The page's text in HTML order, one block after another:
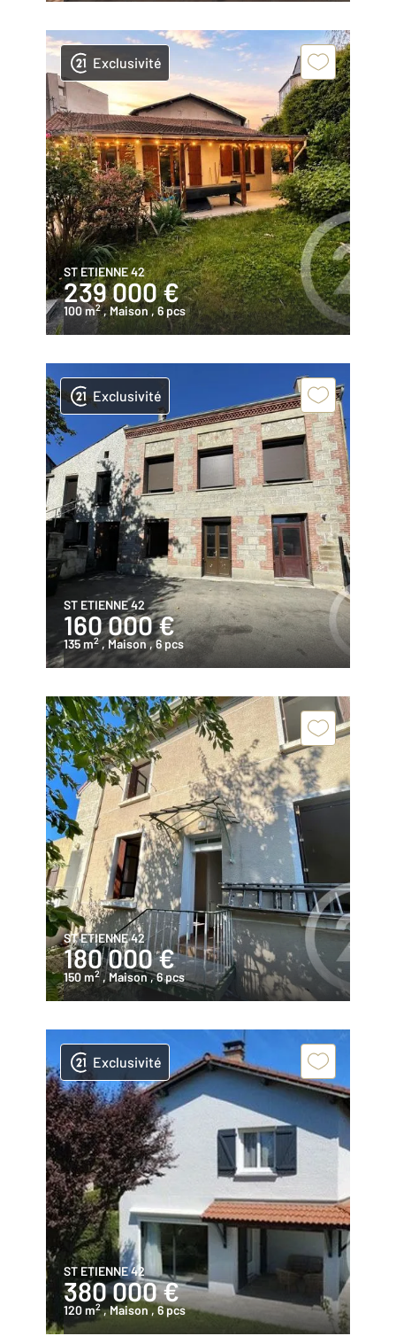
Exclusivité
ST ETIENNE 42
239 000 €
100 m2 , Maison , 6 pcs
Exclusivité
ST ETIENNE 42
160 000 €
135 m2 , Maison , 6 pcs
ST ETIENNE 42
180 000 €
150 m2 , Maison, 6 pcs
Exclusivité
ST ETIENNE 42
380 000 €
120 m2 , Maison , 6 pcs